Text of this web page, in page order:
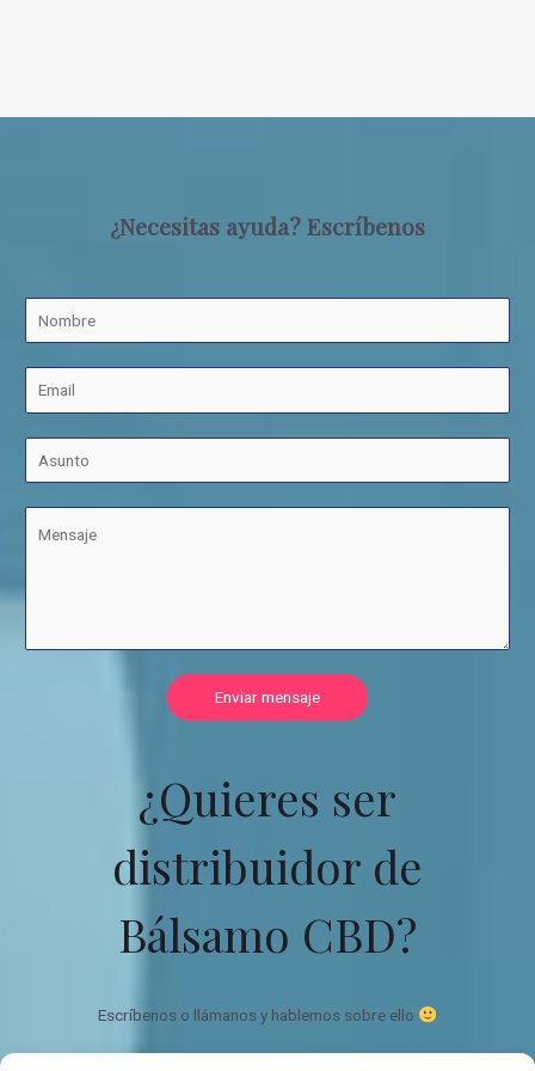
¿Necesitas ayuda? Escríbenos
Enviar mensaje
¿Quieres ser
distribuidor de
Bálsamo CBD?
Escríbenos o llámanos y hablemos sobre ello